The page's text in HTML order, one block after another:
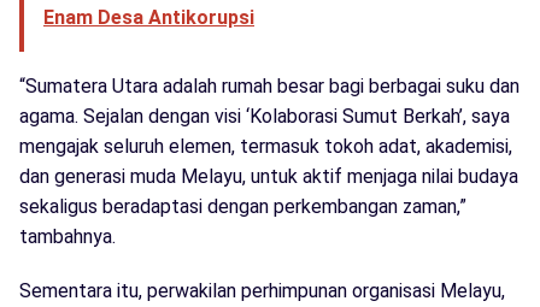
Enam Desa Antikorupsi
“Sumatera Utara adalah rumah besar bagi berbagai suku dan
agama. Sejalan dengan visi ‘Kolaborasi Sumut Berkah’, saya
mengajak seluruh elemen, termasuk tokoh adat, akademisi,
dan generasi muda Melayu, untuk aktif menjaga nilai budaya
sekaligus beradaptasi dengan perkembangan zaman,”
tambahnya.
Sementara itu, perwakilan perhimpunan organisasi Melayu,